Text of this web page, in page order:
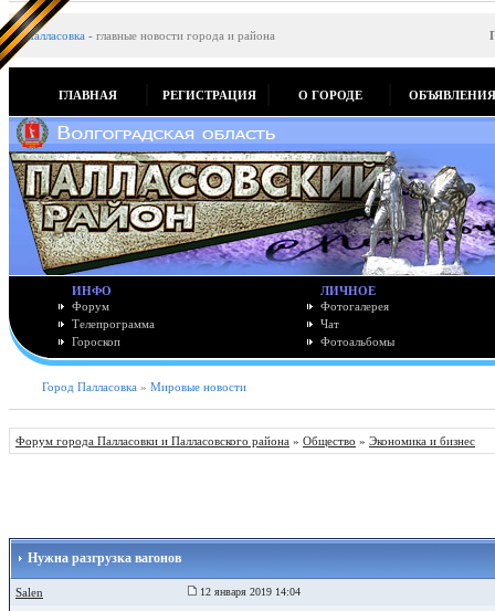
Палласовка - главные новости города и района
ГЛАВНАЯ РЕГИСТРАЦИЯ О ГОРОДЕ ОБЪЯВЛЕНИЯ
ИНФО
Форум
Телепрограмма
Гороскоп
ЛИЧНОЕ
Фотогалерея
Чат
Фотоальбомы
Город Палласовка » Мировые новости
Форум города Палласовки и Палласовского района » Общество » Экономика и бизнес
Нужна разгрузка вагонов
Salen 12 января 2019 14:04